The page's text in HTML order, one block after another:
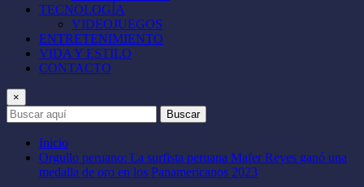
TECNOLOGÍA
VIDEOJUEGOS
ENTRETENIMIENTO
VIDA Y ESTILO
CONTACTO
×
Buscar
Inicio
Orgullo peruano: La surfista peruana Mafer Reyes ganó una
medalla de oro en los Panamericanos 2023